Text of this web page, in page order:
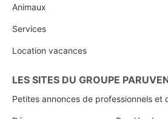
Animaux
Services
Location vacances
LES SITES DU GROUPE
Petites annonces de professionnels et